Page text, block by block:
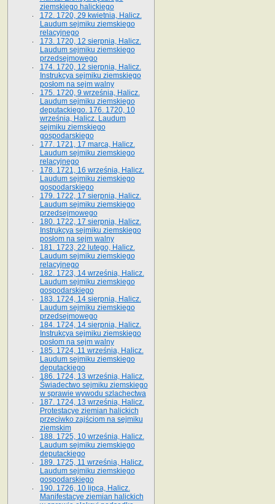
ziemskiego halickiego
172. 1720, 29 kwietnia, Halicz.
Laudum sejmiku ziemskiego
relacyjnego
173. 1720, 12 sierpnia, Halicz.
Laudum sejmiku ziemskiego
przedsejmowego
174. 1720, 12 sierpnia, Halicz.
Instrukcya sejmiku ziemskiego
posłom na sejm walny
175. 1720, 9 września, Halicz.
Laudum sejmiku ziemskiego
deputackiego. 176. 1720, 10
września, Halicz. Laudum
sejmiku ziemskiego
gospodarskiego
177. 1721, 17 marca, Halicz.
Laudum sejmiku ziemskiego
relacyjnego
178. 1721, 16 września, Halicz.
Laudum sejmiku ziemskiego
gospodarskiego
179. 1722, 17 sierpnia, Halicz.
Laudum sejmiku ziemskiego
przedsejmowego
180. 1722, 17 sierpnia, Halicz.
Instrukcya sejmiku ziemskiego
posłom na sejm walny
181. 1723, 22 lutego, Halicz.
Laudum sejmiku ziemskiego
relacyjnego
182. 1723, 14 września, Halicz.
Laudum sejmiku ziemskiego
gospodarskiego
183. 1724, 14 sierpnia, Halicz.
Laudum sejmiku ziemskiego
przedsejmowego
184. 1724, 14 sierpnia, Halicz.
Instrukcya sejmiku ziemskiego
posłom na sejm walny
185. 1724, 11 września, Halicz.
Laudum sejmiku ziemskiego
deputackiego
186. 1724, 13 września, Halicz.
Świadectwo sejmiku ziemskiego
w sprawie wywodu szlachectwa
187. 1724, 13 września, Halicz.
Protestacye ziemian halickich
przeciwko zajściom na sejmiku
ziemskim
188. 1725, 10 września, Halicz.
Laudum sejmiku ziemskiego
deputackiego
189. 1725, 11 września, Halicz.
Laudum sejmiku ziemskiego
gospodarskiego
190. 1726, 10 lipca, Halicz.
Manifestacye ziemian halickich